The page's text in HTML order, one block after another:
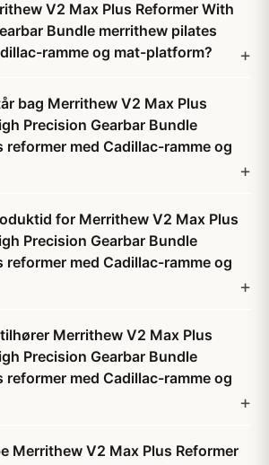
V2 Max Plus Reformer With
Bundle merrithew pilates
ramme og mat-platform?
bag Merrithew V2 Max Plus
Precision Gearbar Bundle
reformer med Cadillac-ramme og
for Merrithew V2 Max Plus
Precision Gearbar Bundle
reformer med Cadillac-ramme og
Merrithew V2 Max Plus
Precision Gearbar Bundle
reformer med Cadillac-ramme og
Merrithew V2 Max Plus Reformer